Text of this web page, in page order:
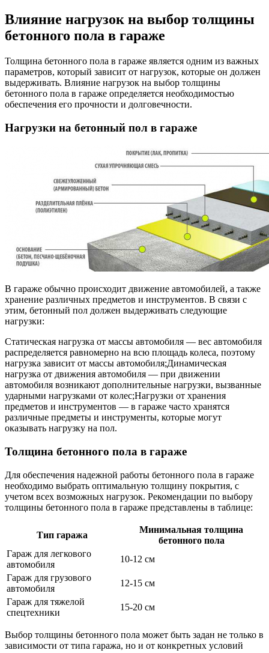
Влияние нагрузок на выбор толщины
бетонного пола в гараже
Толщина бетонного пола в гараже является одним из важных
параметров, который зависит от нагрузок, которые он должен
выдерживать. Влияние нагрузок на выбор толщины
бетонного пола в гараже определяется необходимостью
обеспечения его прочности и долговечности.
Нагрузки на бетонный пол в гараже
В гараже обычно происходит движение автомобилей, а также
хранение различных предметов и инструментов. В связи с
этим, бетонный пол должен выдерживать следующие
нагрузки:
Статическая нагрузка от массы автомобиля — вес автомобиля
распределяется равномерно на всю площадь колеса, поэтому
нагрузка зависит от массы автомобиля;Динамическая
нагрузка от движения автомобиля — при движении
автомобиля возникают дополнительные нагрузки, вызванные
ударными нагрузками от колес;Нагрузки от хранения
предметов и инструментов — в гараже часто хранятся
различные предметы и инструменты, которые могут
оказывать нагрузку на пол.
Толщина бетонного пола в гараже
Для обеспечения надежной работы бетонного пола в гараже
необходимо выбрать оптимальную толщину покрытия, с
учетом всех возможных нагрузок. Рекомендации по выбору
толщины бетонного пола в гараже представлены в таблице:
Тип гаража
Минимальная толщина
бетонного пола
Гараж для легкового
автомобиля
10-12 см
Гараж для грузового
автомобиля
12-15 см
Гараж для тяжелой
спецтехники
15-20 см
Выбор толщины бетонного пола может быть задан не только в
зависимости от типа гаража, но и от конкретных условий